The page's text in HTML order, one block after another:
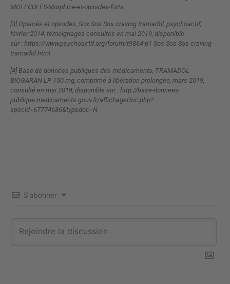
MOLECULES-Morphine-et-opioides-forts
[3] Opiacés et opioides, Sos Sos Sos craving tramadol, psychoactif,
février 2014, témoignages consultés en mai 2019, disponible
sur : https://www.psychoactif.org/forum/t9864-p1-Sos-Sos-Sos-craving-
tramadol.html
[4] Base de données publiques des médicaments, TRAMADOL
BIOGARAN LP 150 mg, comprimé à libération prolongée, mars 2019,
consulté en mai 2019, disponible sur : http://base-donnees-
publique.medicaments.gouv.fr/affichageDoc.php?
specid=67774686&typedoc=N
S’abonner